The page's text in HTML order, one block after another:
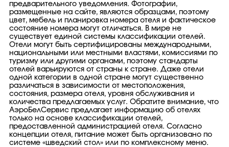
предварительного уведомления. Фотографии,
размещенные на сайте, являются образцами, поэтому
цвет, мебель и планировка номера отеля и фактическое
состояние номера могут отличаться. В мире не
существует единой системы классификации отелей.
Отели могут быть сертифицированы международными,
национальными или местными властями, комиссиями по
туризму или другими органами, поэтому стандарты
отелей варьируются от страны к стране. Даже отели
одной категории в одной стране могут существенно
различаться в зависимости от местоположения,
состояния, размера отеля, уровня обслуживания и
количества предлагаемых услуг. Обратите внимание, что
АэроБелСервис предлагает информацию об отелях
только на основе классификации отелей,
предоставленной администрацией отеля. Согласно
концепции отеля, питание может быть организовано по
системе «шведский стол» или по комплексному меню.